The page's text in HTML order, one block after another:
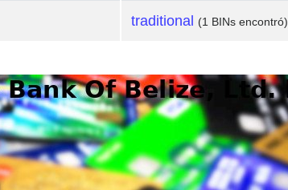
traditional (1 BINs encontró)